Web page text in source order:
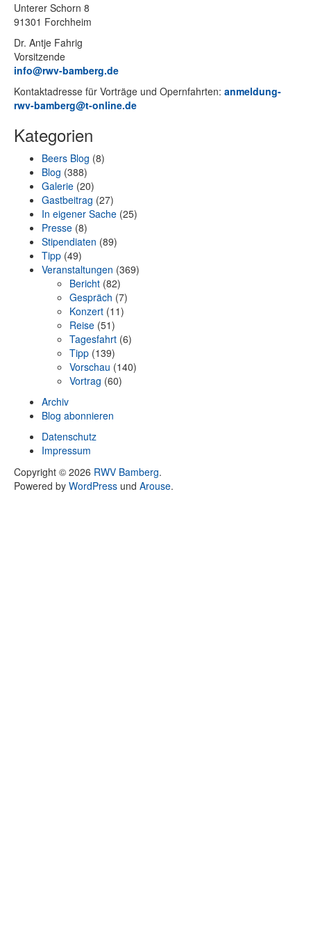
Un­te­rer Schorn 8
91301 Forchheim
Dr. Ant­je Fahrig
Vorsitzende
info@rwv-bamberg.de
Kon­takt­adres­se für Vor­trä­ge und Opern­fahr­ten: anmeldung-
rwv-bamberg@t-online.de
Kategorien
Beers Blog (8)
Blog (388)
Galerie (20)
Gastbeitrag (27)
In eigener Sache (25)
Presse (8)
Stipendiaten (89)
Tipp (49)
Veranstaltungen (369)
Bericht (82)
Gespräch (7)
Konzert (11)
Reise (51)
Tagesfahrt (6)
Tipp (139)
Vorschau (140)
Vortrag (60)
Archiv
Blog abonnieren
Datenschutz
Impressum
Copyright © 2026 RWV Bamberg.
Powered by WordPress und Arouse.